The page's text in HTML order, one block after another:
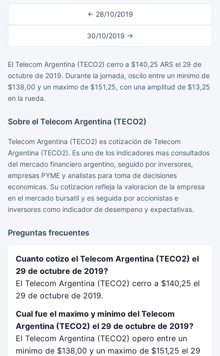
← 28/10/2019
30/10/2019 →
El Telecom Argentina (TECO2) cerro a $140,25 ARS el 29 de
octubre de 2019. Durante la jornada, oscilo entre un minimo de
$138,00 y un maximo de $151,25, con una amplitud de $13,25
en la rueda.
Sobre el Telecom Argentina (TECO2)
Telecom Argentina (TECO2) es cotización de Telecom
Argentina (TECO2). Es uno de los indicadores mas consultados
del mercado financiero argentino, seguido por inversores,
empresas PYME y analistas para toma de decisiones
economicas. Su cotizacion refleja la valoracion de la empresa
en el mercado bursatil y es seguida por accionistas e
inversores como indicador de desempeno y expectativas.
Preguntas frecuentes
Cuanto cotizo el Telecom Argentina (TECO2) el
29 de octubre de 2019?
El Telecom Argentina (TECO2) cerro a $140,25 el
29 de octubre de 2019.
Cual fue el maximo y minimo del Telecom
Argentina (TECO2) el 29 de octubre de 2019?
El Telecom Argentina (TECO2) opero entre un
minimo de $138,00 y un maximo de $151,25 el 29